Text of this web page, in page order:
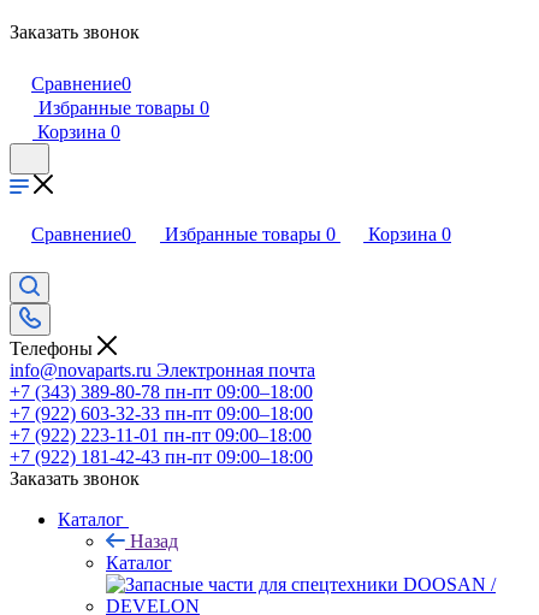
Заказать звонок
Сравнение0
Избранные товары 0
Корзина 0
Сравнение0 Избранные товары 0 Корзина 0
Телефоны
info@novaparts.ru Электронная почта
+7 (343) 389-80-78 пн-пт 09:00–18:00
+7 (922) 603-32-33 пн-пт 09:00–18:00
+7 (922) 223-11-01 пн-пт 09:00–18:00
+7 (922) 181-42-43 пн-пт 09:00–18:00
Заказать звонок
Каталог
Назад
Каталог